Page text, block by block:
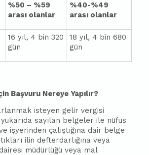
%50 – %59
arası olanlar
%40-%49
arası olanlar
16 yıl, 4 bin 320
gün
18 yıl, 4 bin 680
gün
Başvuru Nereye Yapılır?
isteyen gelir vergisi
sayılan belgeler ile nüfus
işyerinden çalıştığına dair belge
ilin defterdarlığına veya
müdürlüğü veya mal